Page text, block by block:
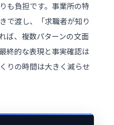
も負担です。事業所の特
で渡し、「求職者が知り
ば、複数パターンの文面
終的な表現と事実確認は
りの時間は大きく減らせ